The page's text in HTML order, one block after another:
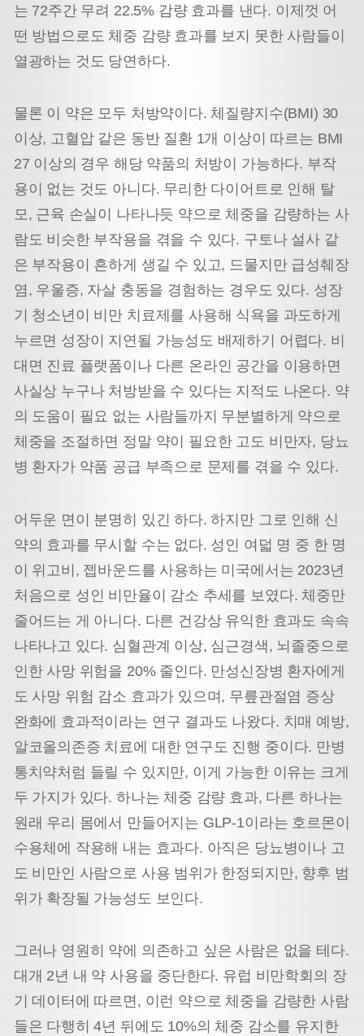
는 72주간 무려 22.5% 감량 효과를 낸다. 이제껏 어
떤 방법으로도 체중 감량 효과를 보지 못한 사람들이
열광하는 것도 당연하다.
물론 이 약은 모두 처방약이다. 체질량지수(BMI) 30
이상, 고혈압 같은 동반 질환 1개 이상이 따르는 BMI
27 이상의 경우 해당 약품의 처방이 가능하다. 부작
용이 없는 것도 아니다. 무리한 다이어트로 인해 탈
모, 근육 손실이 나타나듯 약으로 체중을 감량하는 사
람도 비슷한 부작용을 겪을 수 있다. 구토나 설사 같
은 부작용이 흔하게 생길 수 있고, 드물지만 급성췌장
염, 우울증, 자살 충동을 경험하는 경우도 있다. 성장
기 청소년이 비만 치료제를 사용해 식욕을 과도하게
누르면 성장이 지연될 가능성도 배제하기 어렵다. 비
대면 진료 플랫폼이나 다른 온라인 공간을 이용하면
사실상 누구나 처방받을 수 있다는 지적도 나온다. 약
의 도움이 필요 없는 사람들까지 무분별하게 약으로
체중을 조절하면 정말 약이 필요한 고도 비만자, 당뇨
병 환자가 약품 공급 부족으로 문제를 겪을 수 있다.
어두운 면이 분명히 있긴 하다. 하지만 그로 인해 신
약의 효과를 무시할 수는 없다. 성인 여덟 명 중 한 명
이 위고비, 젭바운드를 사용하는 미국에서는 2023년
처음으로 성인 비만율이 감소 추세를 보였다. 체중만
줄어드는 게 아니다. 다른 건강상 유익한 효과도 속속
나타나고 있다. 심혈관계 이상, 심근경색, 뇌졸중으로
인한 사망 위험을 20% 줄인다. 만성신장병 환자에게
도 사망 위험 감소 효과가 있으며, 무릎관절염 증상
완화에 효과적이라는 연구 결과도 나왔다. 치매 예방,
알코올의존증 치료에 대한 연구도 진행 중이다. 만병
통치약처럼 들릴 수 있지만, 이게 가능한 이유는 크게
두 가지가 있다. 하나는 체중 감량 효과, 다른 하나는
원래 우리 몸에서 만들어지는 GLP-1이라는 호르몬이
수용체에 작용해 내는 효과다. 아직은 당뇨병이나 고
도 비만인 사람으로 사용 범위가 한정되지만, 향후 범
위가 확장될 가능성도 보인다.
그러나 영원히 약에 의존하고 싶은 사람은 없을 테다.
대개 2년 내 약 사용을 중단한다. 유럽 비만학회의 장
기 데이터에 따르면, 이런 약으로 체중을 감량한 사람
들은 다행히 4년 뒤에도 10%의 체중 감소를 유지한